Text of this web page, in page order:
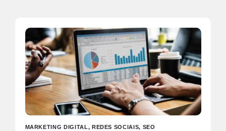
MARKETING DIGITAL, REDES SOCIAIS, SEO